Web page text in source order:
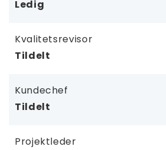
Ledig
Kvalitetsrevisor
Tildelt
Kundechef
Tildelt
Projektleder